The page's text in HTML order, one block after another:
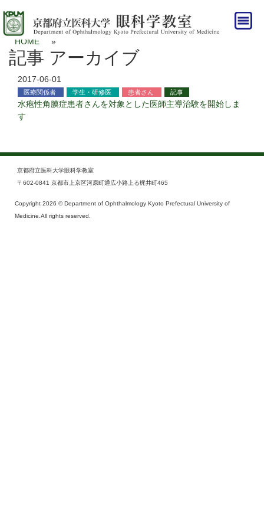
HOME »
記事 アーカイブ
2017-06-01
医療関係者 学生・研修医 患者さん 記事
水疱性角膜症患者さんを対象とした医師主導治験を開始しま
す
京都府立医科大学眼科学教室
〒602-0841 京都市上京区河原町通広小路上る梶井町465
Copyright 2026 © Department of Ophthalmology Kyoto Prefectural University of
Medicine.All rights reserved.